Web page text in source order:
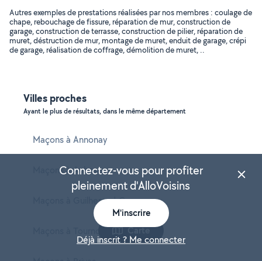
Autres exemples de prestations réalisées par nos membres : coulage de
chape, rebouchage de fissure, réparation de mur, construction de
garage, construction de terrasse, construction de pilier, réparation de
muret, déstruction de mur, montage de muret, enduit de garage, crépi
de garage, réalisation de coffrage, démolition de muret, ..
Villes proches
Ayant le plus de résultats, dans le même département
Maçons à Annonay
Maçons à Aubenas
Maçons à Guilherand-Granges
Maçons à Tournon-sur-Rhône
Carte
Connectez-vous pour profiter
pleinement d'AlloVoisins
M'inscrire
Déjà inscrit ? Me connecter